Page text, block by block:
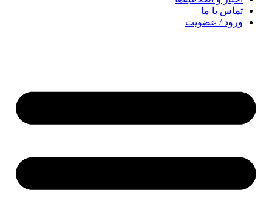
تماس با ما
ورود / عضویت